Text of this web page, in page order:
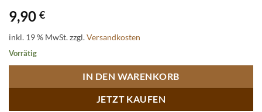
9,90 €
inkl. 19 % MwSt.zzgl.Versandkosten
Vorrätig
IN DEN WARENKORB
JETZT KAUFEN